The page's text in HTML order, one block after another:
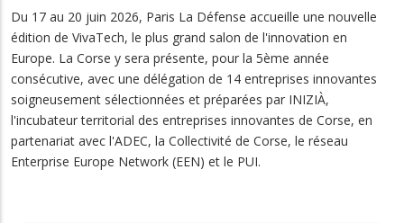
Du 17 au 20 juin 2026, Paris La Défense accueille une nouvelle
édition de VivaTech, le plus grand salon de l'innovation en
Europe. La Corse y sera présente, pour la 5ème année
consécutive, avec une délégation de 14 entreprises innovantes
soigneusement sélectionnées et préparées par INIZIÀ,
l'incubateur territorial des entreprises innovantes de Corse, en
partenariat avec l'ADEC, la Collectivité de Corse, le réseau
Enterprise Europe Network (EEN) et le PUI.